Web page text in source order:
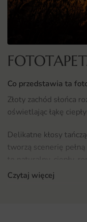
Co przedstawia ta
Złoty zachód słońca
oświetlając łąkę
Delikatne kłosy
tworzą scenerię
barwach takich jak
Czytaj więcej